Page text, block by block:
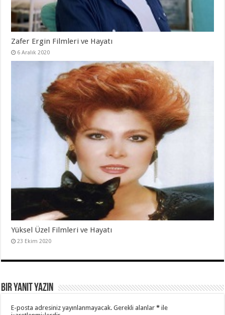
Zafer Ergin Filmleri ve Hayatı
6 Aralık 2020
Yüksel Üzel Filmleri ve Hayatı
23 Ekim 2020
Bir yanıt yazın
E-posta adresiniz yayınlanmayacak. Gerekli alanlar* ile